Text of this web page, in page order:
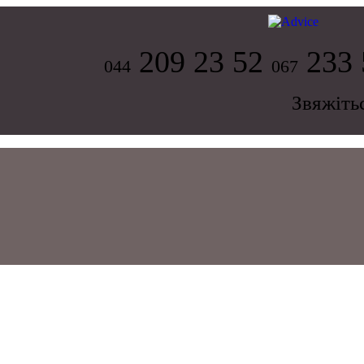
044 209 23 52 067 233